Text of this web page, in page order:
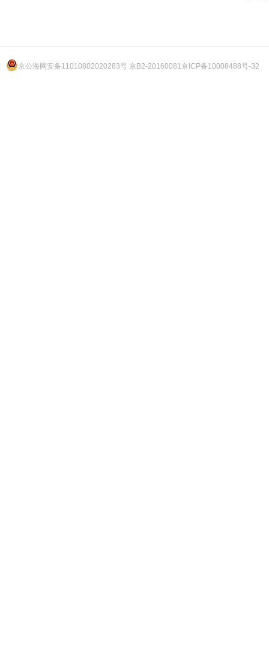
京公海网安备11010802020283号 京B2-20160081京ICP备10008488号-32